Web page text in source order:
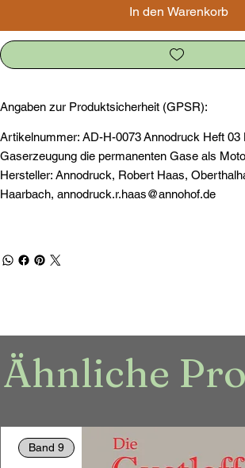
In den Warenkorb
Angaben zur Produktsicherheit (GPSR):
Artikelnummer: AD-H-0073 Annodruck Heft
Gaserzeugung die permanenten Gase als
Hersteller: Annodruck, Robert Haas,
Haarbach, annodruck.r.haas@annohof.de
Ähnliche
Band 9